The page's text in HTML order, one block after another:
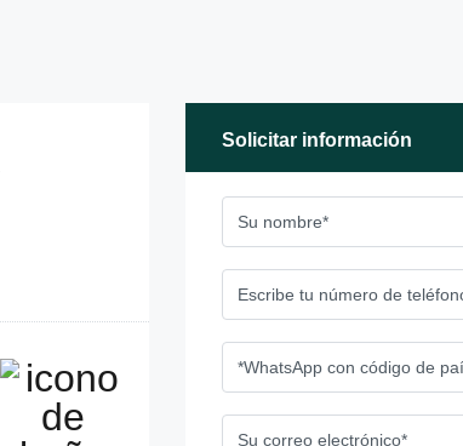
Solicitar información